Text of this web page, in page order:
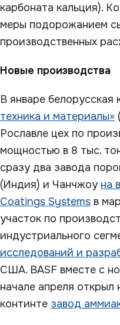
карбоната кальция).
меры подорожанием
производственных
Новые производства
В январе белорусская
техника и материалы»
Рославле цех по
мощностью в 8 тыс.
сразу два завода
(Индия) и Чанчжоу на
Coatings Systems в
участок по
индустриального
исследований и
США. BASF вместе с
начале апреля
континте завод